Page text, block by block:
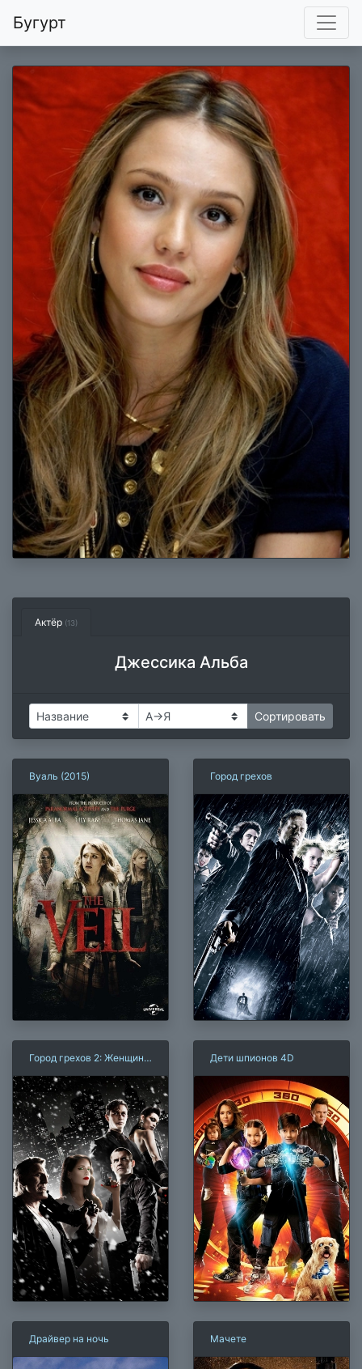
Бугурт
Актёр (13)
Джессика Альба
Вуаль (2015) Город грехов
Город грехов 2: Женщина,
убивать
Дети шпионов 4D
Драйвер на ночь Мачете